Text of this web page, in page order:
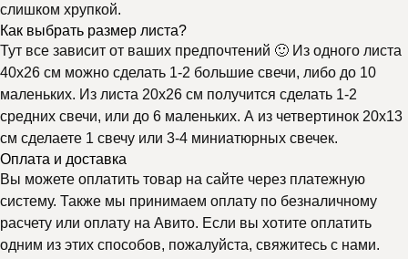
слишком хрупкой.
Как выбрать размер листа?
Тут все зависит от ваших предпочтений 🙂 Из одного листа
40х26 см можно сделать 1-2 большие свечи, либо до 10
маленьких. Из листа 20х26 см получится сделать 1-2
средних свечи, или до 6 маленьких. А из четвертинок 20х13
см сделаете 1 свечу или 3-4 миниатюрных свечек.
Оплата и доставка
Вы можете оплатить товар на сайте через платежную
систему. Также мы принимаем оплату по безналичному
расчету или оплату на Авито. Если вы хотите оплатить
одним из этих способов, пожалуйста, свяжитесь с нами.